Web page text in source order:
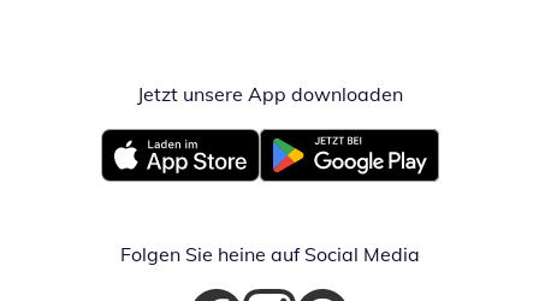
Jetzt unsere App downloadenÖffnet in
Öffnet in neuem FensterÖffnet in neuem Fenster
Folgen Sie heine auf Social Media